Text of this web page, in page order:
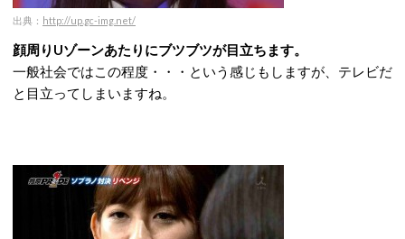
出典： http://up.gc-img.net/
顔周りUゾーンあたりにブツブツが目立ちます。
一般社会ではこの程度・・・という感じもしますが、テレビだ
と目立ってしまいますね。